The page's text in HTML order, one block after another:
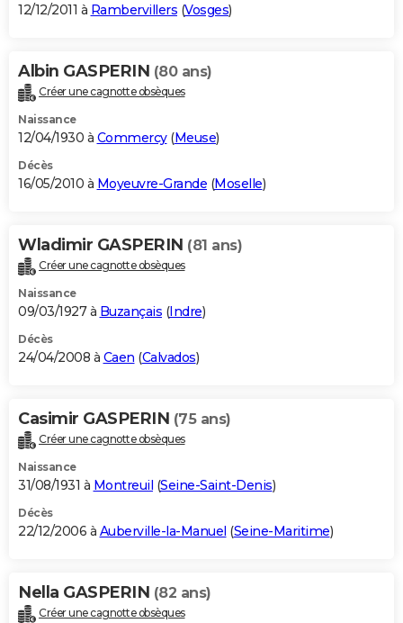
12/12/2011 à Rambervillers (Vosges)
Albin GASPERIN (80 ans)
Créer une cagnotte obsèques
Naissance
12/04/1930 à Commercy(Meuse)
Décès
16/05/2010 à Moyeuvre-Grande (Moselle)
Wladimir GASPERIN (81 ans)
Créer une cagnotte obsèques
Naissance
09/03/1927 à Buzançais (Indre)
Décès
24/04/2008 à Caen (Calvados)
Casimir GASPERIN (75 ans)
Créer une cagnotte obsèques
Naissance
31/08/1931 à Montreuil (Seine-Saint-Denis)
Décès
22/12/2006 à Auberville-la-Manuel (Seine-Maritime)
Nella GASPERIN (82 ans)
Créer une cagnotte obsèques